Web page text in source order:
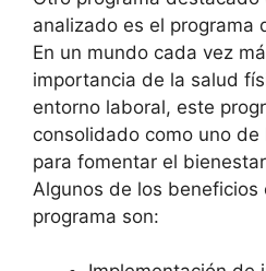
analizado es el programa
En un mundo ⁣cada ‍vez
importancia de la salud
⁤entorno laboral, ​este
‌consolidado como‍ uno
para​ fomentar el
Algunos de los beneficios
programa son: